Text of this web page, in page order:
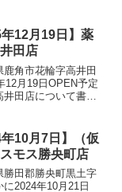
12月19日】薬
田店
鹿角市花輪字高井田
12月19日OPEN予定
田店について書か
10月7日】（仮
モス勝央町店
勝田郡勝央町黒土字
2024年10月21日